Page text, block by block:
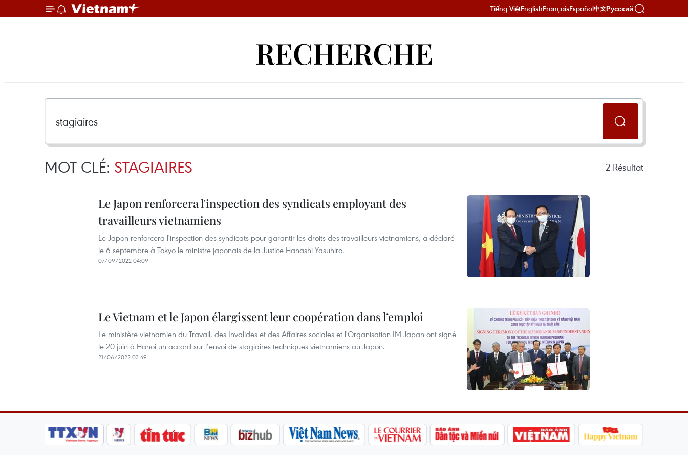
Tiếng ViệtEnglishFrançaisEspañol中文Русский
RECHERCHE
MOT CLÉ: STAGIAIRES 2 Résultat
Le Japon renforcera l'inspection des syndicats employant des
travailleurs vietnamiens
Le Japon renforcera l'inspection des syndicats pour garantir les droits des travailleurs vietnamiens, a déclaré
le 6 septembre à Tokyo le ministre japonais de la Justice Hanashi Yasuhiro.
07/09/2022 04:09
Le Vietnam et le Japon élargissent leur coopération dans l’emploi
Le ministère vietnamien du Travail, des Invalides et des Affaires sociales et l'Organisation IM Japan ont signé
le 20 juin à Hanoi un accord sur l’envoi de stagiaires techniques vietnamiens au Japon.
21/06/2022 03:49